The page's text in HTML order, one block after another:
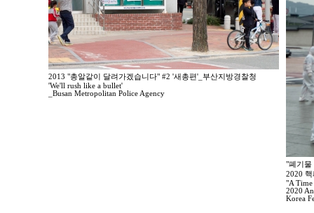
2013 "총알같이 달려가겠습니다" #2 '새총편'_부산지방경찰청
'We'll rush like a bullet'
_Busan Metropolitan Police Agency
"폐기물
2020
"A Time
2020
Korea